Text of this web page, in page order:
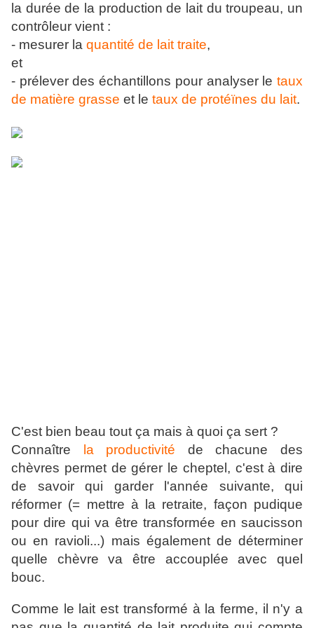
la durée de la production de lait du troupeau, un
contrôleur vient :
- mesurer la quantité de lait traite,
et
- prélever des échantillons pour analyser le taux
de matière grasse et le taux de protéïnes du lait.
C'est bien beau tout ça mais à quoi ça sert ?
Connaître
la productivité de chacune des
chèvres permet de gérer le cheptel, c'est à dire
de savoir qui garder l'année suivante, qui
réformer (= mettre à la retraite, façon pudique
pour dire qui va être transformée en saucisson
ou en ravioli...) mais également de déterminer
quelle chèvre va être accouplée avec quel
bouc.
Comme le lait est transformé à la ferme, il n'y a